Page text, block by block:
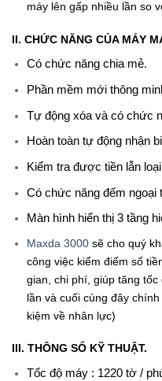
máy lên gấp nhiều lần so
II. CHỨC NĂNG CỦA MÁY
Có chức năng chia mẻ.
Phần mềm mới thông
Tự động xóa và có chức
Hoàn toàn tự động nhận
Kiểm tra được tiền lẫn
Có chức năng đếm ngoại
Màn hình hiển thị 3 tầng
Maxda 3000sẽ cho quý
công việc kiểm điếm số
gian, chi phí, giúp tăng
lần và cuối cùng đây
kiệm về nhân lực)
III. THÔNG SỐ KỸ THUẬT.
Tốc độ máy : 1220 tờ /